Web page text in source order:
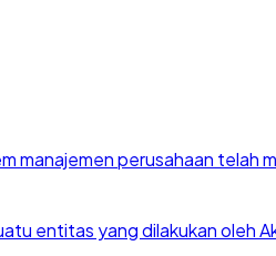
perusahaan telah
entitas yang dilakukan oleh